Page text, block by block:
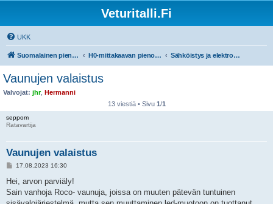
Veturitalli.Fi
UKK
Suomalainen pienoisrautatiefoorumi H0-mittakaavan pienoisrautatiet Sähköistys ja elektroniikka
Vaunujen valaistus
Valvojat: jhr, Hermanni
13 viestiä • Sivu 1/1
seppom
Ratavartija
Vaunujen valaistus
V
e
t
i
17.08.2023 16:30
Hei, arvon parviäly!
Sain vanhoja Roco- vaunuja, joissa on muuten pätevän tuntuinen